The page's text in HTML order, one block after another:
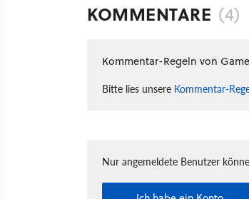
KOMMENTARE (4)
Kommentar-Regeln von
Bitte lies unsere Kommentar-
Nur angemeldete Benutzer